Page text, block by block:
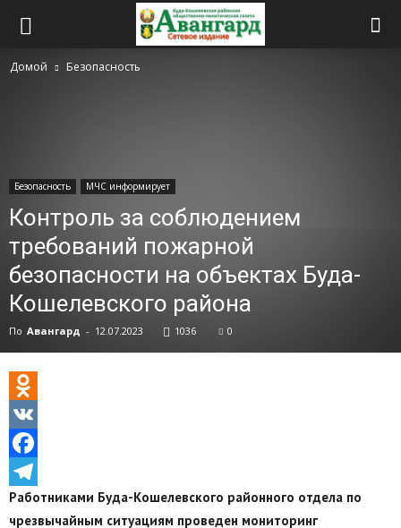
Домой Безопасность
Безопасность МЧС информирует
Контроль за соблюдением
требований пожарной
безопасности на объектах Буда-
Кошелевского района
По Авангард - 12.07.2023 1036 0
Odnoklassniki
VK
Facebook
Telegram
Работниками Буда-Кошелевского районного отдела по
чрезвычайным ситуациям проведен мониторинг